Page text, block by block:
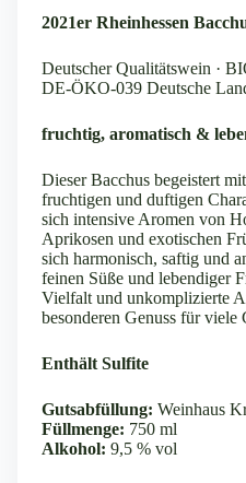
2021er Rheinhessen
Deutscher Qualitätswein ·
DE-ÖKO-039 Deutsche
fruchtig, aromatisch &
Dieser Bacchus begeistert
fruchtigen und duftigen
sich intensive Aromen von
Aprikosen und exotischen
sich harmonisch, saftig und
feinen Süße und lebendiger
Vielfalt und unkomplizierte
besonderen Genuss für viele
Enthält Sulfite
Gutsabfüllung: Weinhaus
Füllmenge: 750 ml
Alkohol: 9,5 % vol